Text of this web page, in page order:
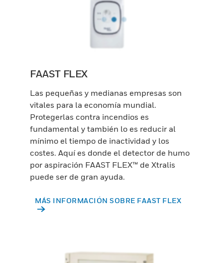
FAAST FLEX
Las pequeñas y medianas empresas son
vitales para la economía mundial.
Protegerlas contra incendios es
fundamental y también lo es reducir al
mínimo el tiempo de inactividad y los
costes. Aquí es donde el detector de humo
por aspiración FAAST FLEX™ de Xtralis
puede ser de gran ayuda.
MÁS INFORMACIÓN SOBRE FAAST FLEX